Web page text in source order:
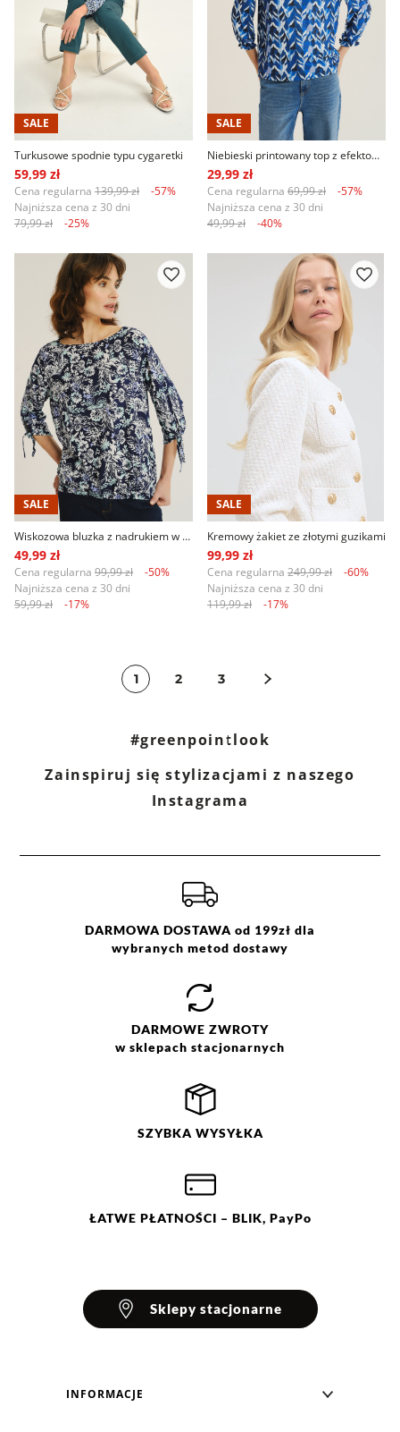
SALE
Turkusowe spodnie typu cygaretki
59,99 zł
Cena regularna 139,99 zł
-57%
Najniższa cena z 30 dni
79,99 zł
-25%
SALE
Niebieski printowany top z efektownym dekoltem
29,99 zł
Cena regularna 69,99 zł
-57%
Najniższa cena z 30 dni
49,99 zł
-40%
SALE
Wiskozowa bluzka z nadrukiem w kwiaty
49,99 zł
Cena regularna 99,99 zł
-50%
Najniższa cena z 30 dni
59,99 zł
-17%
SALE
Kremowy żakiet ze złotymi guzikami
99,99 zł
Cena regularna 249,99 zł
-60%
Najniższa cena z 30 dni
119,99 zł
-17%
1 2 3
#greenpointlook
Zainspiruj się stylizacjami z naszego
Instagrama
DARMOWA DOSTAWA od 199zł dla
wybranych metod dostawy
DARMOWE ZWROTY
w sklepach stacjonarnych
SZYBKA WYSYŁKA
ŁATWE PŁATNOŚCI – BLIK, PayPo
Sklepy stacjonarne
INFORMACJE